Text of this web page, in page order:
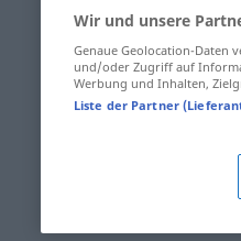
Wir und unsere
Genaue Geolocation-Daten
und/oder Zugriff auf
Werbung und Inhalten,
Liste der Partner